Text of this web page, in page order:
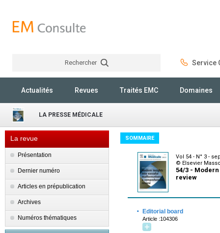
Rechercher Service
Actualités Revues Traités EMC Domaines
LA PRESSE MÉDICALE
La revue
Présentation
Dernier numéro
Articles en prépublication
Archives
Numéros thématiques
SOMMAIRE
Vol 54 - N° 3 -
© Elsevier
54/3 -
review
· Editorial board
Article :104306